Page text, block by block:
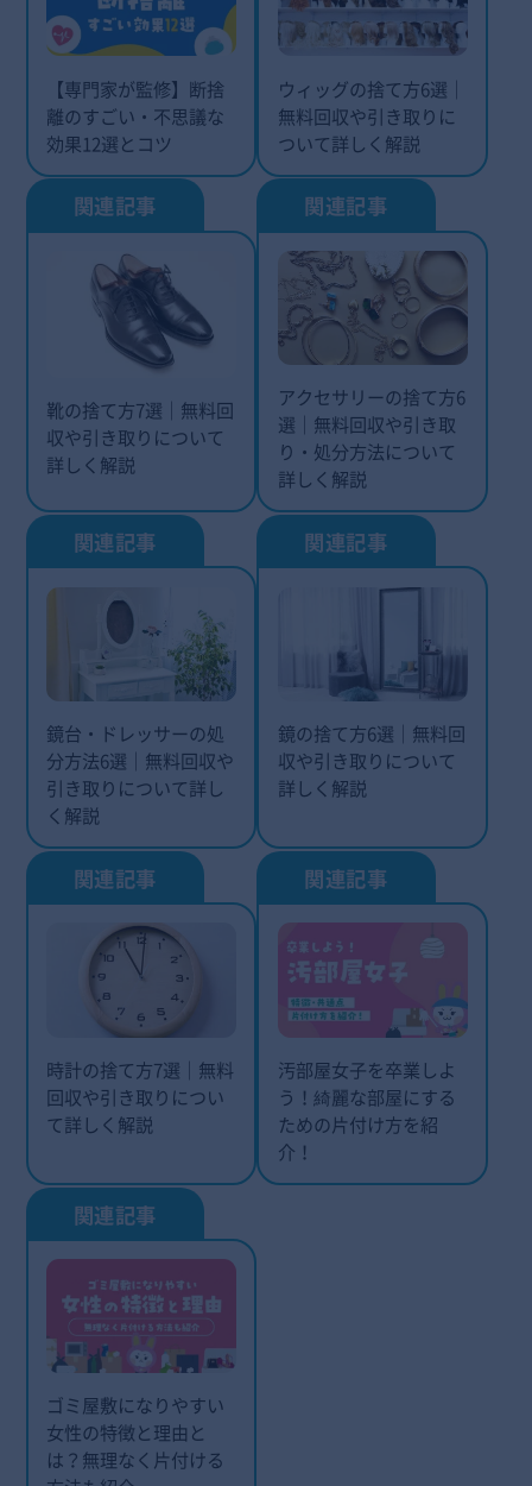
【専門家が監修】断捨
離のすごい・不思議な
効果12選とコツ
ウィッグの捨て方6選｜
無料回収や引き取りに
ついて詳しく解説
靴の捨て方7選｜無料回
収や引き取りについて
詳しく解説
アクセサリーの捨て方6
選｜無料回収や引き取
り・処分方法について
詳しく解説
鏡台・ドレッサーの処
分方法6選｜無料回収や
引き取りについて詳し
く解説
鏡の捨て方6選｜無料回
収や引き取りについて
詳しく解説
時計の捨て方7選｜無料
回収や引き取りについ
て詳しく解説
汚部屋女子を卒業しよ
う！綺麗な部屋にする
ための片付け方を紹
介！
ゴミ屋敷になりやすい
女性の特徴と理由と
は？無理なく片付ける